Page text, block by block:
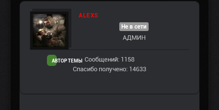
ALEXS
АВТОР ТЕМЫ
Не в сети
АДМИН
Сообщений: 1158
Спасибо получено: 14633